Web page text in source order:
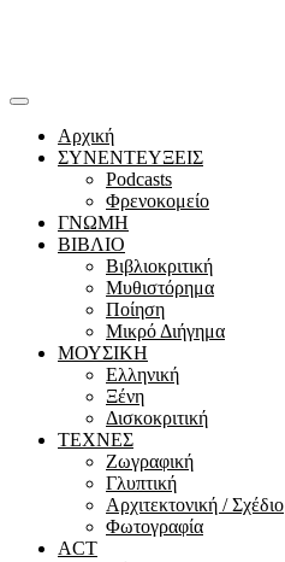
Αρχική
ΣΥΝΕΝΤΕΥΞΕΙΣ
Podcasts
Φρενοκομείο
ΓΝΩΜΗ
ΒΙΒΛΙΟ
Βιβλιοκριτική
Μυθιστόρημα
Ποίηση
Μικρό Διήγημα
ΜΟΥΣΙΚΗ
Ελληνική
Ξένη
Δισκοκριτική
ΤΕΧΝΕΣ
Ζωγραφική
Γλυπτική
Αρχιτεκτονική / Σχέδιο
Φωτογραφία
ACT